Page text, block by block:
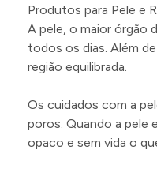
Produtos para Pele e
A pele, o maior órgão
todos os dias. Além
região equilibrada.
Os cuidados com a
poros. Quando a pele
opaco e sem vida o